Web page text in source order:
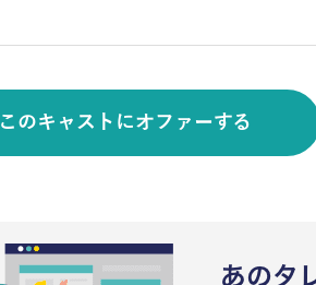
このキャストにオファーする